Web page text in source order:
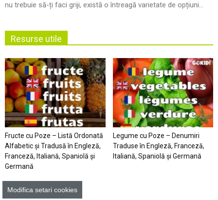
nu trebuie să-ți faci griji, există o întreagă varietate de opțiuni...
Resurse utile
Fructe cu Poze – Listă Ordonată
Alfabetic şi Tradusă în Engleză,
Franceză, Italiană, Spaniolă şi
Germană
Legume cu Poze – Denumiri
Traduse în Engleză, Franceză,
Italiană, Spaniolă şi Germană
Modifica setari cookies